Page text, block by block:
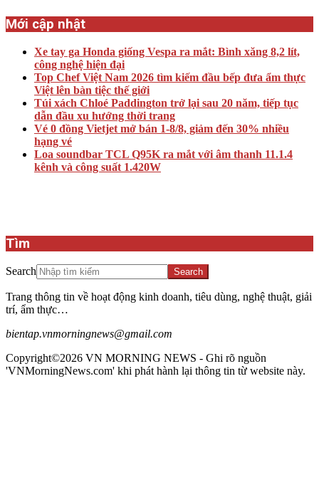
Mới cập nhật
Xe tay ga Honda giống Vespa ra mắt: Bình xăng 8,2 lít,
công nghệ hiện đại
Top Chef Việt Nam 2026 tìm kiếm đầu bếp đưa ẩm thực
Việt lên bàn tiệc thế giới
Túi xách Chloé Paddington trở lại sau 20 năm, tiếp tục
dẫn đầu xu hướng thời trang
Vé 0 đồng Vietjet mở bán 1-8/8, giảm đến 30% nhiều
hạng vé
Loa soundbar TCL Q95K ra mắt với âm thanh 11.1.4
kênh và công suất 1.420W
Tìm
Search
Trang thông tin về hoạt động kinh doanh, tiêu dùng, nghệ thuật, giải
trí, ẩm thực…
bientap.vnmorningnews@gmail.com
Copyright©2026 VN MORNING NEWS - Ghi rõ nguồn
'VNMorningNews.com' khi phát hành lại thông tin từ website này.